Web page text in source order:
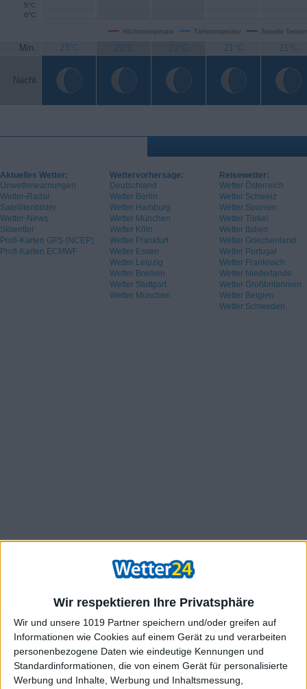
Wir respektieren Ihre Privatsphäre
Wir und unsere 1019 Partner speichern und/oder greifen auf
Informationen wie Cookies auf einem Gerät zu und verarbeiten
personenbezogene Daten wie eindeutige Kennungen und
Standardinformationen, die von einem Gerät für personalisierte
Werbung und Inhalte, Werbung und Inhaltsmessung,
Höchsttemperatur Tiefsttemperatur Aktuelle
0°C
5°C
Min. 23°C 22°C 22°C 21°C 21°C
Nacht
Aktuelles Wetter:
Unwetterwarnungen
Wetter-Radar
Satellitenbilder
Wetter-News
Skiwetter
Profi-Karten GFS (NCEP)
Profi-Karten ECMWF
Wettervorhersage:
Deutschland
Wetter Berlin
Wetter Hamburg
Wetter München
Wetter Köln
Wetter Frankfurt
Wetter Essen
Wetter Leipzig
Wetter Bremen
Wetter Stuttgart
Wetter München
Reisewetter:
Wetter Österreich
Wetter Schweiz
Wetter Spanien
Wetter Türkei
Wetter Italien
Wetter Griechenland
Wetter Portugal
Wetter Frankreich
Wetter Niederlande
Wetter Großbritannien
Wetter Belgien
Wetter Schweden